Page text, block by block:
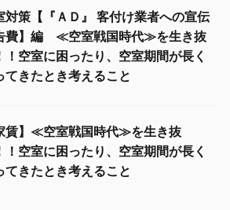
対策【『ＡＤ』 客付け業者への宣伝
費】編 ≪空室戦国時代≫を生き抜
！空室に困ったり、空室期間が長く
てきたとき考えること
賃】≪空室戦国時代≫を生き抜
！空室に困ったり、空室期間が長く
てきたとき考えること